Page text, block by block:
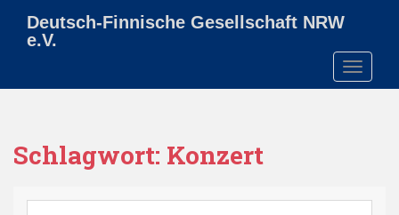
t
Deutsch-Finnische Gesellschaft NRW
e.V.
Schlagwort: Konzert